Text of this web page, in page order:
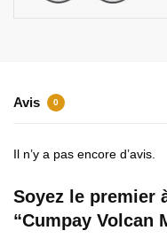
Avis 0
Il n’y a pas encore d’avis.
Soyez le premier
“Cumpay Volcan